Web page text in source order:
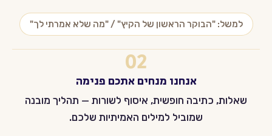
למשל: "הבוקר הראשון של הקיץ" / "מה שלא אמרתי לך"
02
אנחנו מנחים אתכם פנימה
שאלות, כתיבה חופשית, איסוף לשורות — תהליך מובנה
שמוביל למילים האמיתיות שלכם.